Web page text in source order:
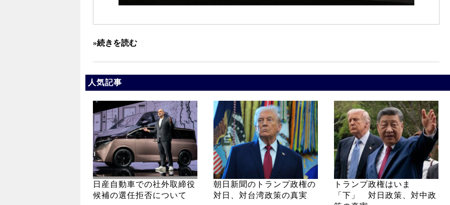
»続きを読む
人気記事
日産自動車での社外取締役
候補の選任拒否について
朝日新聞のトランプ政権の
対日、対台湾政策の真実
トランプ政権はいま
「下」 対日政策、対中政